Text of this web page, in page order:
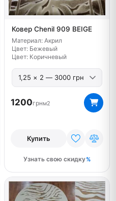
Ковер Chenil 909 BEIGE
Материал: Акрил
Цвет: Бежевый
Цвет: Коричневый
1200грнм2
Купить
Узнать свою скидку